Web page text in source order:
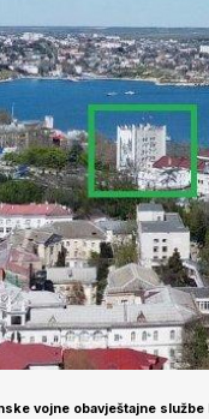
vojne obavještajne